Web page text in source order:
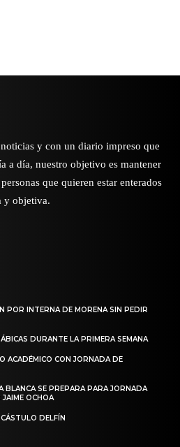
y con un diario impreso que
a día, nuestro objetivo es mantener
que quieren estar enterados
y objetiva.
POR INTERNA DE MORENA SIN PEDIR
DURANTE LA PRIMERA SEMANA
ACADÉMICO CON JORNADA DE
BLANCA SE PREPARA PARA JORNADA
OCHOA
DELFÍN